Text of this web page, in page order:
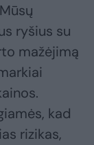
ryšius su
mažėjimą
kad
rizikas,